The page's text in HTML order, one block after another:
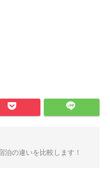
泊の違いを比較します！